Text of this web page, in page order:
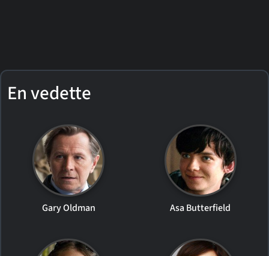
En vedette
Gary Oldman Asa Butterfield